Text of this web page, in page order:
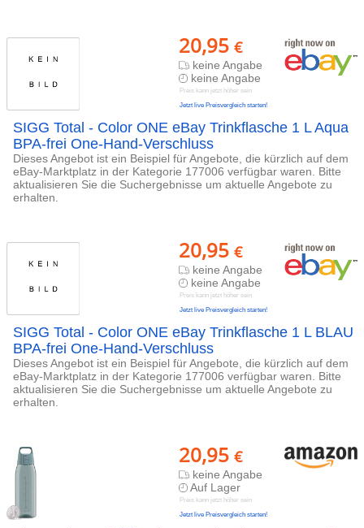
20,95 €
keine Angabe
keine Angabe
Preis kann jetzt höher sein
Jetzt live Preisvergleich starten!
SIGG Total - Color ONE eBay Trinkflasche 1 L Aqua
BPA-frei One-Hand-Verschluss
Dieses Angebot ist ein Beispiel für Angebote, die kürzlich auf dem
eBay-Marktplatz in der Kategorie 177006 verfügbar waren. Bitte
aktualisieren Sie die Suchergebnisse um aktuelle Angebote zu
erhalten.
20,95 €
keine Angabe
keine Angabe
Preis kann jetzt höher sein
Jetzt live Preisvergleich starten!
SIGG Total - Color ONE eBay Trinkflasche 1 L BLAU
BPA-frei One-Hand-Verschluss
Dieses Angebot ist ein Beispiel für Angebote, die kürzlich auf dem
eBay-Marktplatz in der Kategorie 177006 verfügbar waren. Bitte
aktualisieren Sie die Suchergebnisse um aktuelle Angebote zu
erhalten.
20,95 €
keine Angabe
Auf Lager
Preis kann jetzt höher sein
Jetzt live Preisvergleich starten!